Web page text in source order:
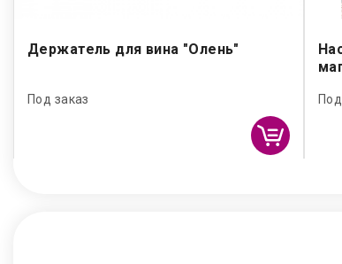
Держатель для вина "Олень"
Под заказ